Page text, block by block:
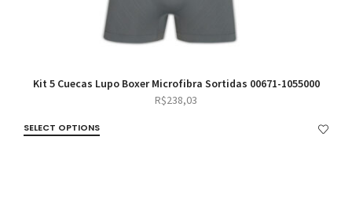
Kit 5 Cuecas Lupo Boxer Microfibra Sortidas 00671-1055000
R$238,03
SELECT OPTIONS